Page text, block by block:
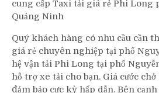
cung cấp Taxi tải giá rẻ Phi Long
Quảng Ninh
Quý khách hàng có nhu cầu cần
giá rẻ chuyên nghiệp tại phố
hệ vận tải Phi Long tại phố
hỗ trợ xe tải cho bạn. Giá cước
đảm bảo cực kỳ hấp dẫn. Bên